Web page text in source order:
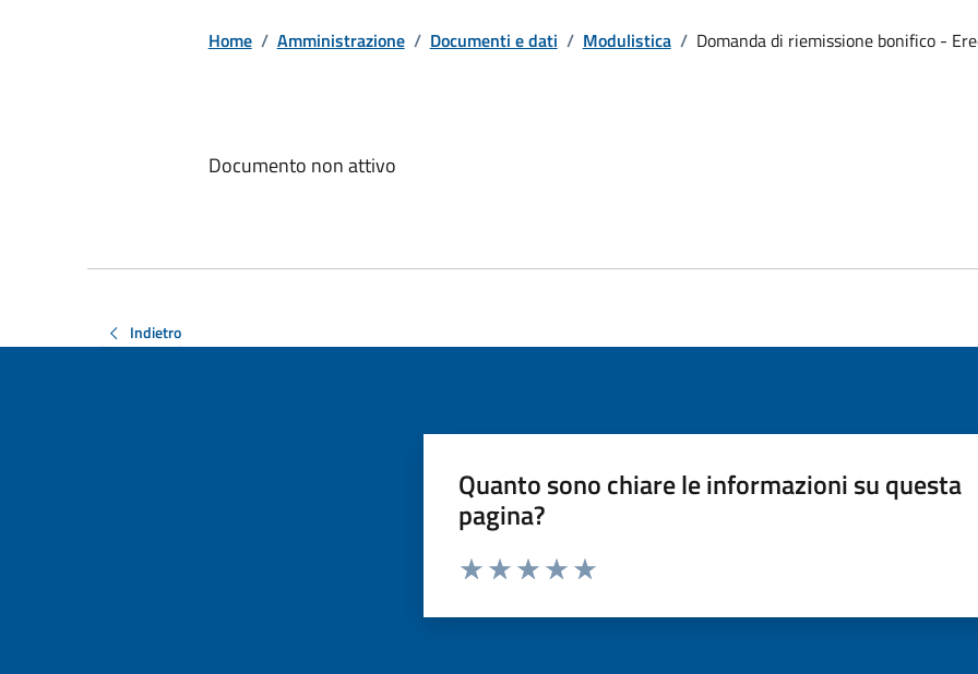
Home / Amministrazione / Documenti e dati / Modulistica / Domanda di riemissione bonifico -
Documento non attivo
Indietro
Quanto sono chiare le informazioni su questa
pagina?
Valuta da 1 a 5 stelle la pagina